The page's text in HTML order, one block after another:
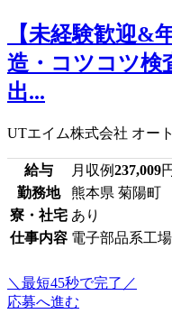
【未経験歓迎&
造・コツコツ
出...
UTエイム株式会社 オー
給与 月収例237,009円
勤務地
熊本県 菊陽町
寮・社宅 あり
仕事内容 電子部品系工
＼最短45秒で完了／
応募へ進む